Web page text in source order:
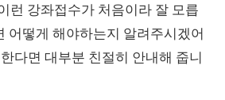
런 강좌접수가 처음이라 잘 모릅
어떻게 해야하는지 알려주시겠어
다면 대부분 친절히 안내해 줍니